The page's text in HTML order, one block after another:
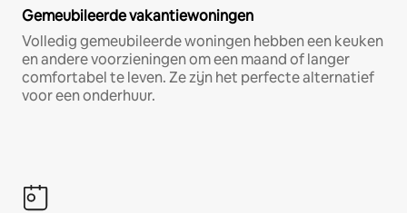
Gemeubileerde vakantiewoningen
Volledig gemeubileerde woningen hebben een keuken
en andere voorzieningen om een maand of langer
comfortabel te leven. Ze zijn het perfecte alternatief
voor een onderhuur.